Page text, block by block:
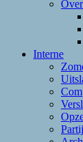
Interne